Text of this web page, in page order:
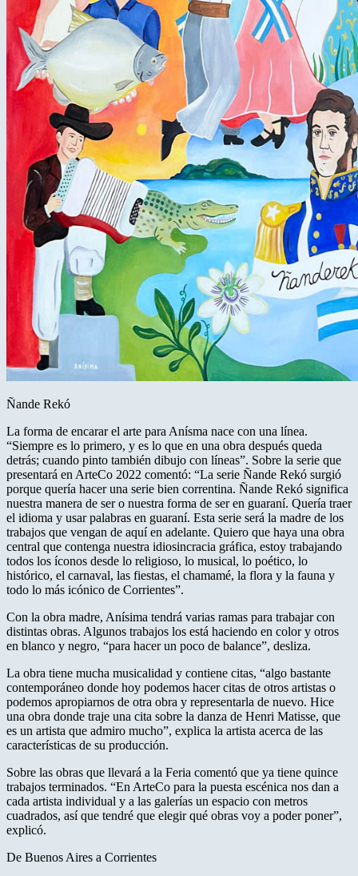
Ñande Rekó
La forma de encarar el arte para Anísma nace con una línea.
“Siempre es lo primero, y es lo que en una obra después queda
detrás; cuando pinto también dibujo con líneas”. Sobre la serie que
presentará en ArteCo 2022 comentó: “La serie Ñande Rekó surgió
porque quería hacer una serie bien correntina. Ñande Rekó significa
nuestra manera de ser o nuestra forma de ser en guaraní. Quería traer
el idioma y usar palabras en guaraní. Esta serie será la madre de los
trabajos que vengan de aquí en adelante. Quiero que haya una obra
central que contenga nuestra idiosincracia gráfica, estoy trabajando
todos los íconos desde lo religioso, lo musical, lo poético, lo
histórico, el carnaval, las fiestas, el chamamé, la flora y la fauna y
todo lo más icónico de Corrientes”.
Con la obra madre, Anísima tendrá varias ramas para trabajar con
distintas obras. Algunos trabajos los está haciendo en color y otros
en blanco y negro, “para hacer un poco de balance”, desliza.
La obra tiene mucha musicalidad y contiene citas, “algo bastante
contemporáneo donde hoy podemos hacer citas de otros artistas o
podemos apropiarnos de otra obra y representarla de nuevo. Hice
una obra donde traje una cita sobre la danza de Henri Matisse, que
es un artista que admiro mucho”, explica la artista acerca de las
características de su producción.
Sobre las obras que llevará a la Feria comentó que ya tiene quince
trabajos terminados. “En ArteCo para la puesta escénica nos dan a
cada artista individual y a las galerías un espacio con metros
cuadrados, así que tendré que elegir qué obras voy a poder poner”,
explicó.
De Buenos Aires a Corrientes